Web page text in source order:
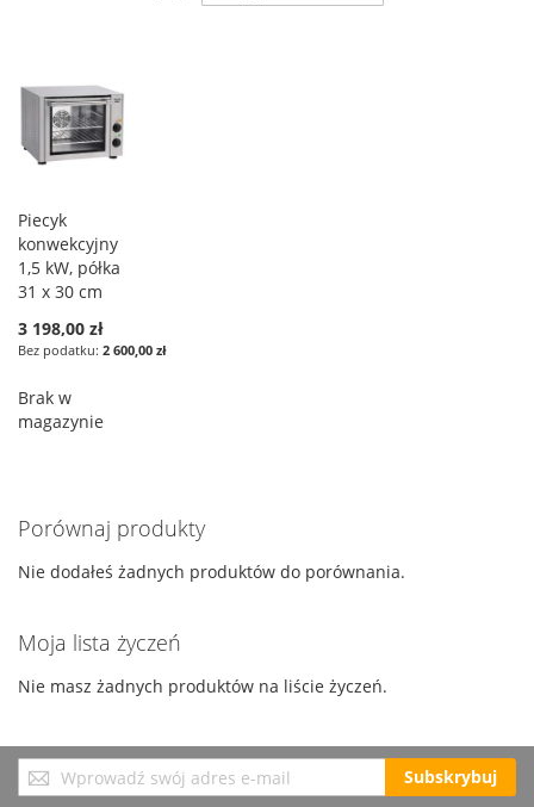
Piecyk
konwekcyjny
1,5 kW, półka
31 x 30 cm
3 198,00 zł
2 600,00 zł
Brak w
magazynie
Porównaj produkty
Nie dodałeś żadnych produktów do porównania.
Moja lista życzeń
Nie masz żadnych produktów na liście życzeń.
Subskrybuj
nasz
Subskrybuj